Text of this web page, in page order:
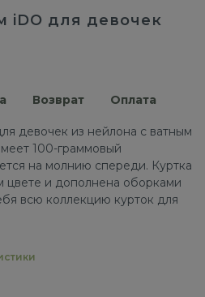
iDO для девочек
Возврат Оплата
девочек из нейлона с ватным
100-граммовый
на молнию спереди. Куртка
цвете и дополнена оборками
всю коллекцию курток для